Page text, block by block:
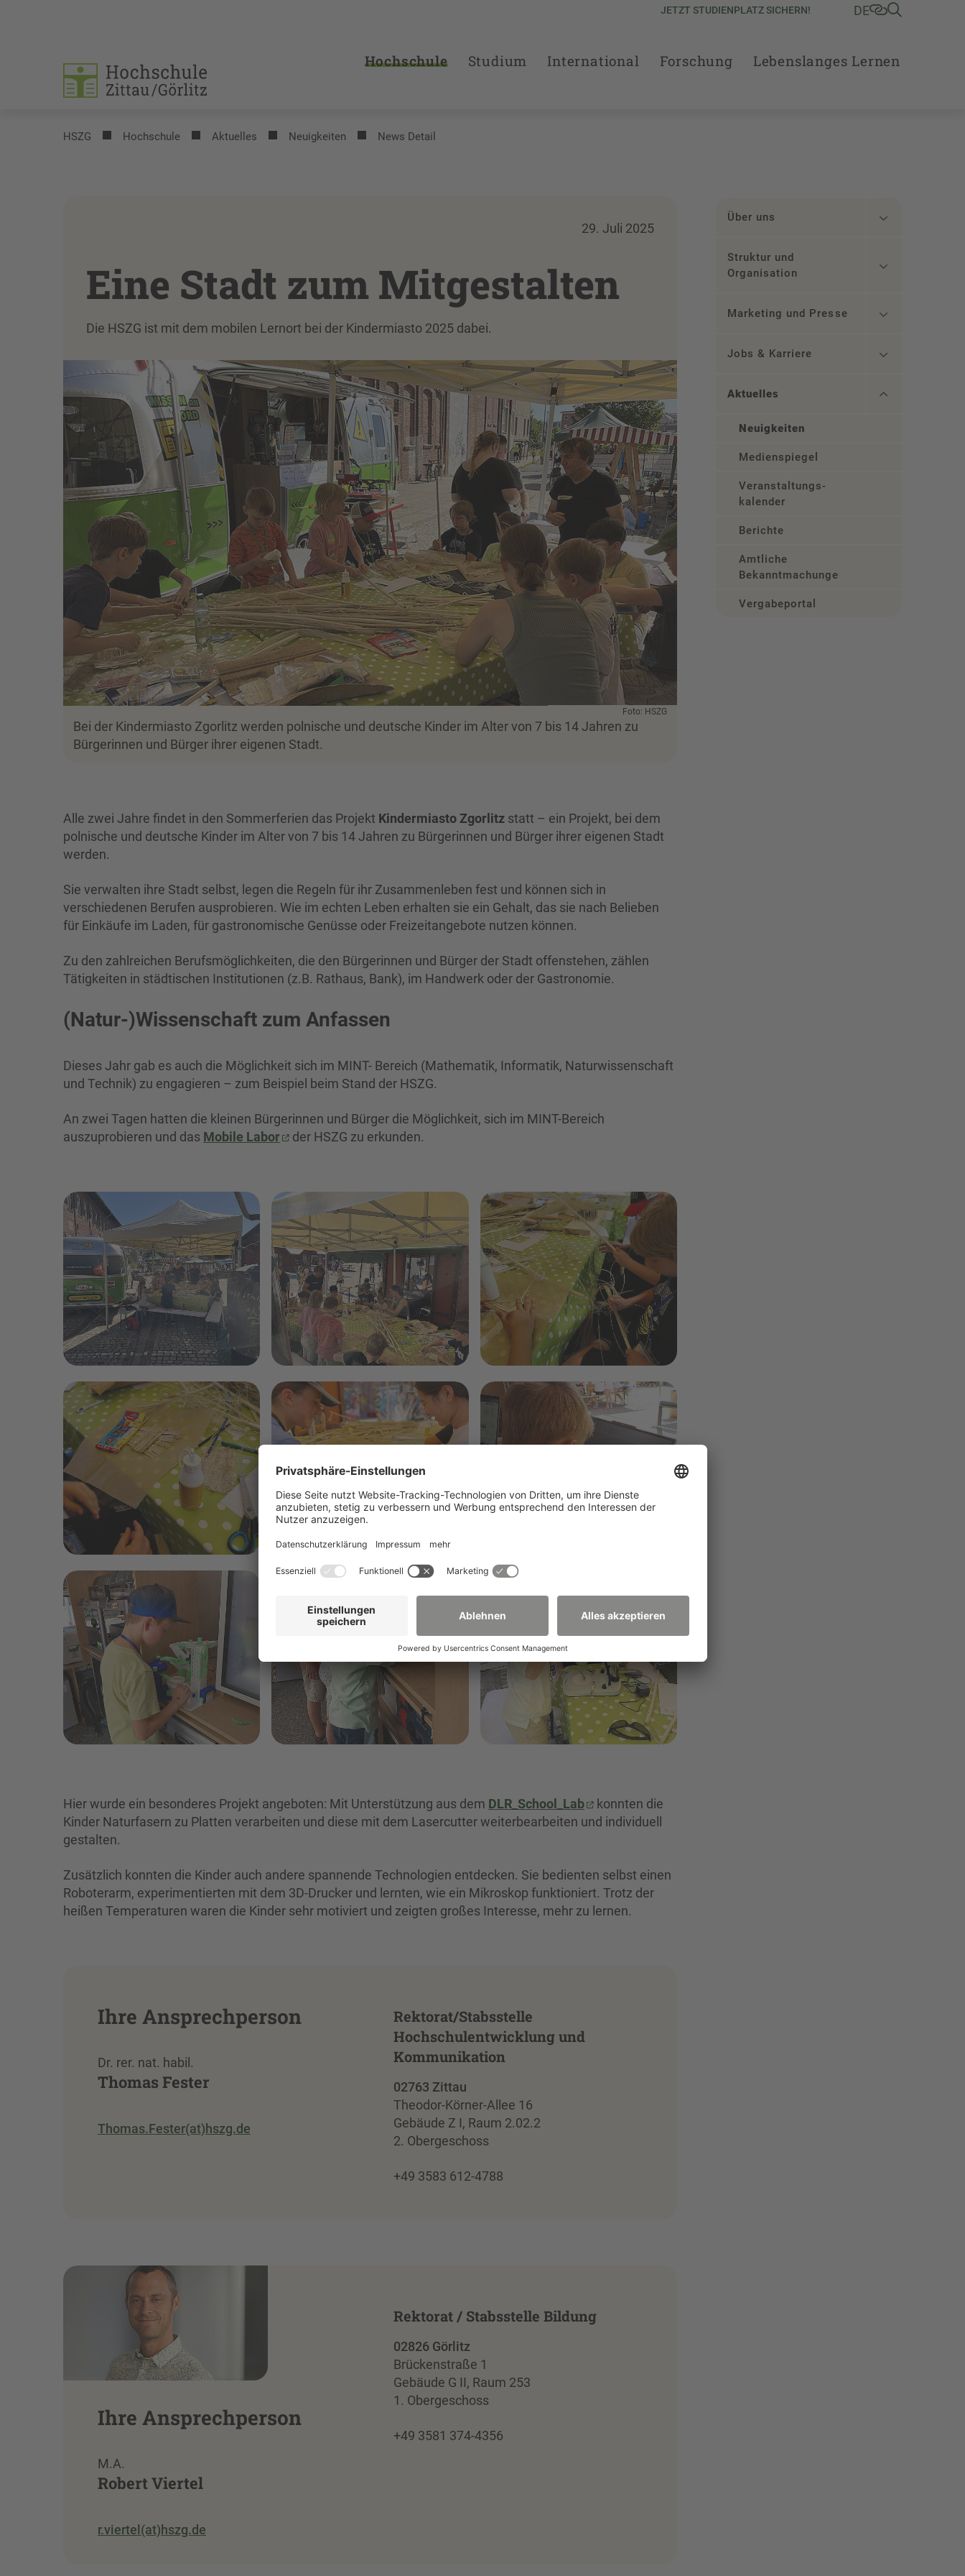
JETZT STUDIENPLATZ SICHERN! DE
Hochschule Studium International Forschung Lebenslanges Lernen
HSZG Hochschule Aktuelles Neuigkeiten News Detail
29. Juli 2025
Eine Stadt zum Mitgestalten
Die HSZG ist mit dem mobilen Lernort bei der Kindermiasto 2025 dabei.
Foto: HSZG
Bei der Kindermiasto Zgorlitz werden polnische und deutsche Kinder im Alter von 7 bis 14 Jahren zu
Bürgerinnen und Bürger ihrer eigenen Stadt.
Alle zwei Jahre findet in den Sommerferien das Projekt KindermiastoZgorlitz statt – ein Projekt, bei dem
polnische und deutsche Kinder im Alter von 7 bis 14 Jahren zu Bürgerinnen und Bürger ihrer eigenen Stadt
werden.
Sie verwalten ihre Stadt selbst, legen die Regeln für ihr Zusammenleben fest und können sich in
verschiedenen Berufen ausprobieren. Wie im echten Leben erhalten sie ein Gehalt, das sie nach Belieben
für Einkäufe im Laden, für gastronomische Genüsse oder Freizeitangebote nutzen können.
Zu den zahlreichen Berufsmöglichkeiten, die den Bürgerinnen und Bürger der Stadt offenstehen, zählen
Tätigkeiten in städtischen Institutionen (z.B. Rathaus, Bank), im Handwerk oder der Gastronomie.
(Natur-)Wissenschaft zum Anfassen
Dieses Jahr gab es auch die Möglichkeit sich im MINT- Bereich (Mathematik, Informatik, Naturwissenschaft
und Technik) zu engagieren – zum Beispiel beim Stand der HSZG.
An zwei Tagen hatten die kleinen Bürgerinnen und Bürger die Möglichkeit, sich im MINT-Bereich
auszuprobieren und das Mobile Labor der HSZG zu erkunden.
Hier wurde ein besonderes Projekt angeboten: Mit Unterstützung aus dem DLR_School_Lab
konnten die
Kinder Naturfasern zu Platten verarbeiten und diese mit dem Lasercutter weiterbearbeiten und individuell
gestalten.
Zusätzlich konnten die Kinder auch andere spannende Technologien entdecken. Sie bedienten selbst einen
Roboterarm, experimentierten mit dem 3D-Drucker und lernten, wie ein Mikroskop funktioniert. Trotz der
heißen Temperaturen waren die Kinder sehr motiviert und zeigten großes Interesse, mehr zu lernen.
Ihre Ansprechperson
Dr. rer. nat. habil.
Thomas Fester
Thomas.Fester(at)hszg.de
Rektorat/Stabsstelle
Hochschulentwicklung und
Kommunikation
02763 Zittau
Theodor-Körner-Allee 16
Gebäude Z I, Raum 2.02.2
2. Obergeschoss
+49 3583 612-4788
Ihre Ansprechperson
M.A.
Robert Viertel
r.viertel(at)hszg.de
Rektorat / Stabsstelle Bildung
02826 Görlitz
Brückenstraße 1
Gebäude G II, Raum 253
1. Obergeschoss
+49 3581 374-4356
Über uns
Struktur und
Organisation
Marketing und Presse
Jobs & Karriere
Aktuelles
Neuigkeiten
Medienspiegel
Veranstaltungs­
kalender
Berichte
Amtliche
Bekanntmachungen
Vergabeportal